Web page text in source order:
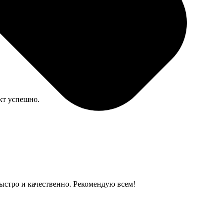
обычная, офисная, но для записей хватает.
успешно.
и качественно. Рекомендую всем!